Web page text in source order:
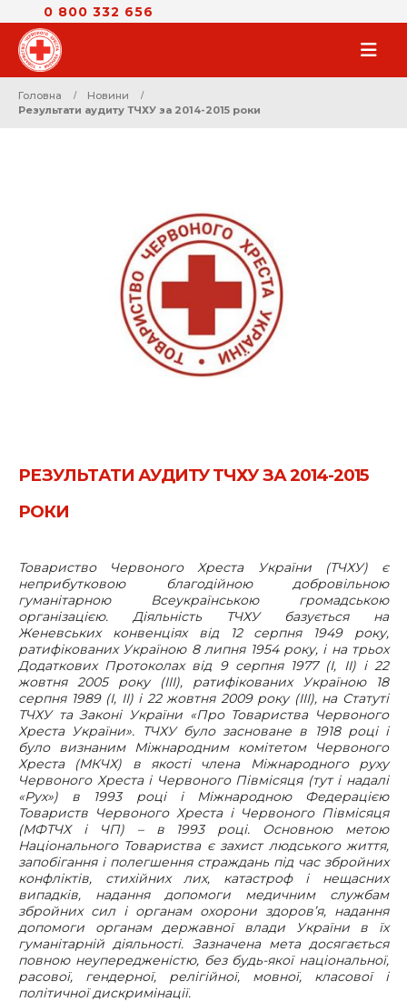
0 800 332 656
Головна
Новини
Результати аудиту ТЧХУ за 2014-2015 роки
РЕЗУЛЬТАТИ АУДИТУ ТЧХУ ЗА 2014-2015
РОКИ
Товариство Червоного Хреста України (ТЧХУ) є
неприбутковою благодійною добровільною
гуманітарною Всеукраїнською громадською
організацією. Діяльність ТЧХУ базується на
Женевських конвенціях від 12 серпня 1949 року,
ратифікованих Україною 8 липня 1954 року, і на трьох
Додаткових Протоколах від 9 серпня 1977 (I, II) і 22
жовтня 2005 року (III), ратифікованих Україною 18
серпня 1989 (I, II) і 22 жовтня 2009 року (III), на Статуті
ТЧХУ та Законі України «Про Товариства Червоного
Хреста України». ТЧХУ було засноване в 1918 році і
було визнаним Міжнародним комітетом Червоного
Хреста (МКЧХ) в якості члена Міжнародного руху
Червоного Хреста і Червоного Півмісяця (тут і надалі
«Рух») в 1993 році і Міжнародною Федерацією
Товариств Червоного Хреста і Червоного Півмісяця
(МФТЧХ і ЧП) – в 1993 році. Основною метою
Національного Товариства є захист людського життя,
запобігання і полегшення страждань під час збройних
конфліктів, стихійних лих, катастроф і нещасних
випадків, надання допомоги медичним службам
збройних сил і органам охорони здоров’я, надання
допомоги органам державної влади України в їх
гуманітарній діяльності. Зазначена мета досягається
повною неупередженістю, без будь-якої національної,
расової, гендерної, релігійної, мовної, класової і
політичної дискримінації.